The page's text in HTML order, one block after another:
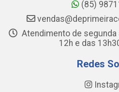
(85)
Atendimento de
12h e das
Redes